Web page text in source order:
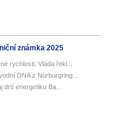
známka 2025
rychlosti. Vláda řekl...
DNA z Nürburgring...
energetiku Ba...